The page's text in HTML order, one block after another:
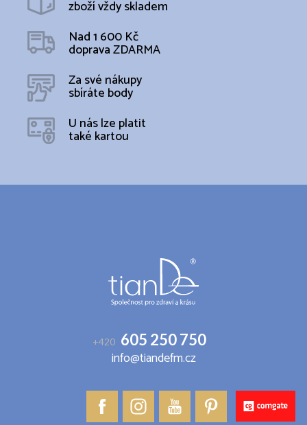
zboží vždy skladem
Nad 1 600 Kč
doprava ZDARMA
Za své nákupy
sbíráte body
U nás lze platit
také kartou
Z
+420 605 250 750
info@tiandefm.cz